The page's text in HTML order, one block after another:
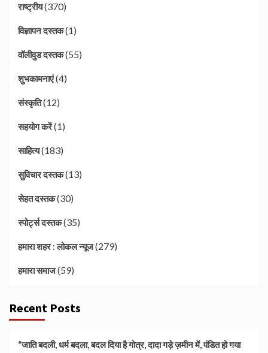
राष्ट्रीय(370)
विज्ञापन दस्तक(1)
वॉलीवुड दस्तक(55)
शुभकामनाएं(4)
संस्कृति(12)
सहयोग करें(1)
साहित्य(183)
सुविचार दस्तक(13)
सेहत दस्तक(30)
स्पोर्ट्स दस्तक(35)
हमारा शहर : लोकल न्यूज(279)
हमारा समाज(59)
Recent Posts
“जाति बदली, धर्म बदला, बदल दिया है गोत्र, दादा गड़े ज़मीन में, पंडित हो गया